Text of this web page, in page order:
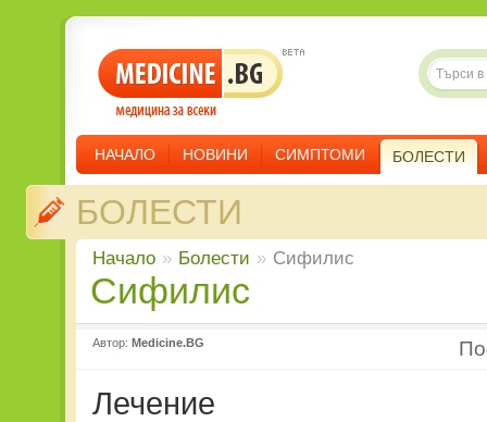
НАЧАЛО НОВИНИ СИМПТОМИ БОЛЕСТИ
БОЛЕСТИ
Начало » Болести » Сифилис
Сифилис
Автор: Medicine.BG
Лечение